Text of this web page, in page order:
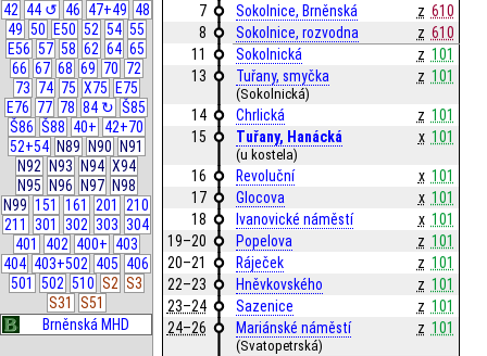
42 44 ↺ 46 47+49 48
49 50 E50 52 54 55
E56 57 58 62 64 65
66 67 68 69 70 72
73 74 75 X75
E75
E76 77 78 84 ↻ Š85
Š86 Š88 40+ 42+70
52+54 N89 N90
N91
N92
N93 N94 X94
N95
N96 N97 N98
N99 151 161 201
210
211
301 302 303 304
401
402 400+ 403
404 403+502 405 406
501
502 510 S2 S3
S31
S51
Brněnská MHD
7
Sokolnice, Brněnská z 610
8
Sokolnice, rozvodna z 610
11
Sokolnická z 101
13
Tuřany, smyčka
(Sokolnická)
z 101
14 Chrlická z 101
15
Tuřany, Hanácká
(u kostela)
x 101
16 Revoluční x 101
17
Glocova x 101
18
Ivanovické náměstí x 101
19–20
Popelova z 101
20–21
Ráječek z 101
22–23
Hněvkovského z 101
23–24
Sazenice z 101
24–26
Mariánské náměstí
(Svatopetrská)
z 101